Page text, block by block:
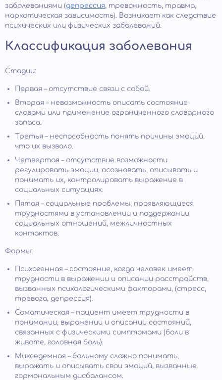
заболеваниями (депрессия, тревожность, травма,
наркотическая зависимость). Возникает как следствие
психических или физических заболеваний.
Классификация заболевания
Стадии:
Первая – отсутствие связи с собой.
Вторая – невозможность описать состояние
словами или применение ограниченного словарного
запаса.
Третья – неспособность понять причины эмоций,
что их вызвало.
Четвертая – отсутствие возможности
регулировать эмоции, осознавать, описывать и
понимать их, контролировать выражение в
социальных ситуациях.
Пятая – социальные проблемы, проявляющиеся
трудностями в установлении и поддержании
социальных отношений, межличностных
контактов.
Формы:
Психогенная – состояние, когда человек имеет
трудности в выражении и описании расстройств,
вызванных психологическими факторами, (стресс,
тревога, депрессия).
Соматическая – пациент имеет трудности в
понимании, выражении и описании состояний,
связанных с физическими симптомами (боли в
животе, головная боль).
Микседемная – больному сложно понимать,
выражать и описывать свои эмоций, вызванные
гормональным дисбалансом.